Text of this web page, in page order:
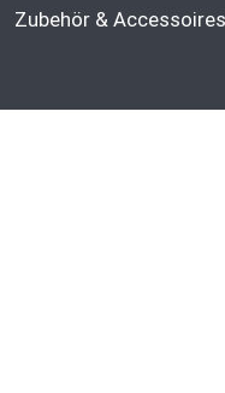
Zubehör & Accessoires